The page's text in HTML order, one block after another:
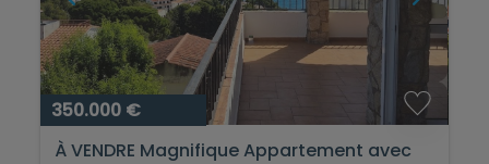
350.000 €
À VENDRE Magnifique Appartement avec